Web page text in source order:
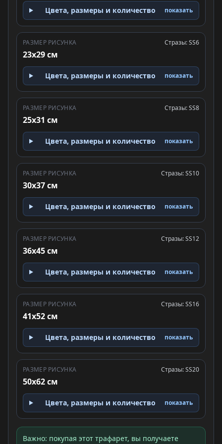
Цвета, размеры и количество показать
РАЗМЕР РИСУНКА
23x29 см
Стразы: SS6
Цвета, размеры и количество показать
РАЗМЕР РИСУНКА
25x31 см
Стразы: SS8
Цвета, размеры и количество показать
РАЗМЕР РИСУНКА
30x37 см
Стразы: SS10
Цвета, размеры и количество показать
РАЗМЕР РИСУНКА
36x45 см
Стразы: SS12
Цвета, размеры и количество показать
РАЗМЕР РИСУНКА
41x52 см
Стразы: SS16
Цвета, размеры и количество показать
РАЗМЕР РИСУНКА
50x62 см
Стразы: SS20
Цвета, размеры и количество показать
Важно: покупая этот трафарет, вы получаете